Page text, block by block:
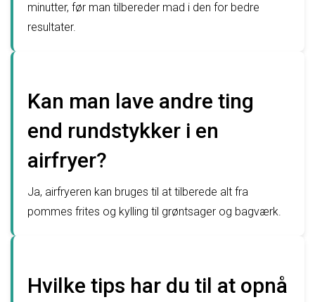
minutter, før man tilbereder mad i den for bedre
resultater.
Kan man lave andre ting
end rundstykker i en
airfryer?
Ja, airfryeren kan bruges til at tilberede alt fra
pommes frites og kylling til grøntsager og bagværk.
Hvilke tips har du til at opnå